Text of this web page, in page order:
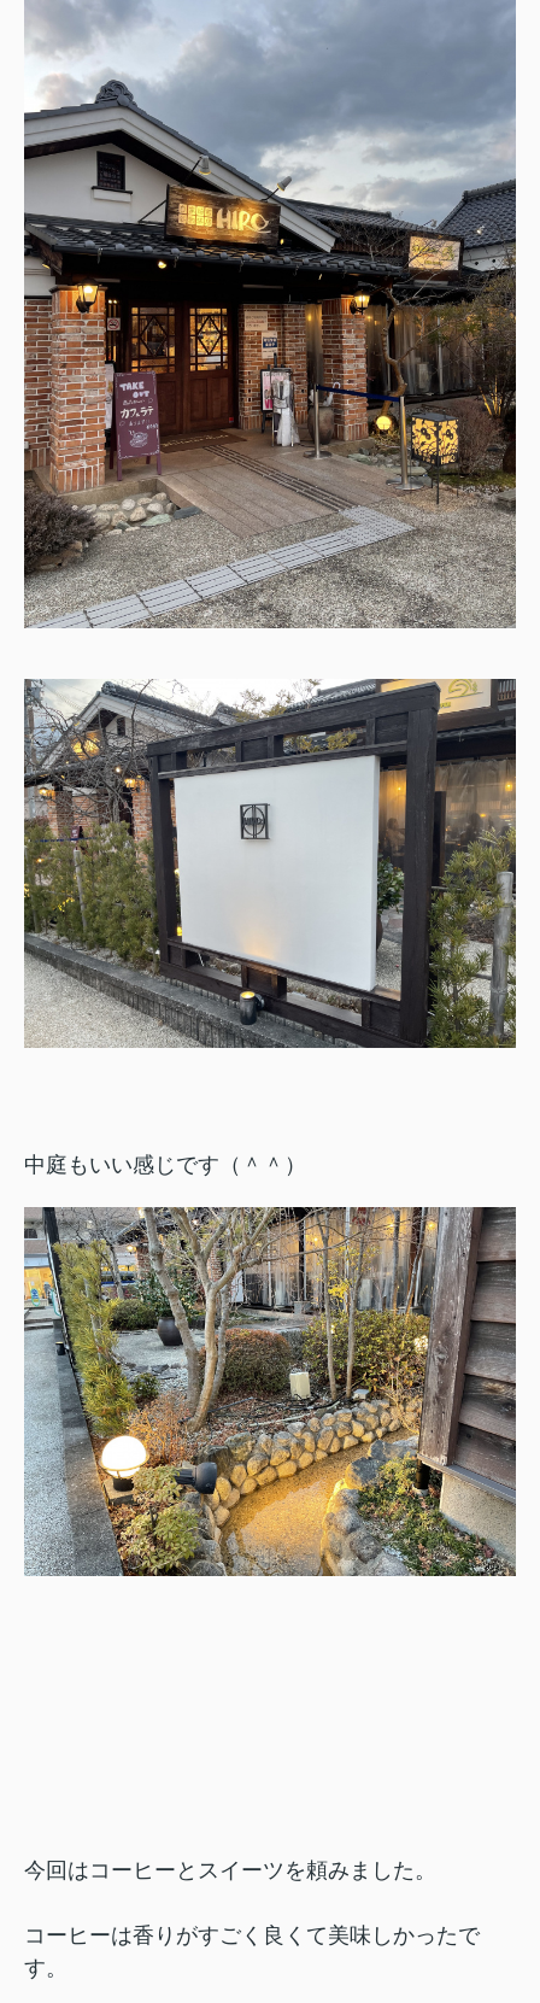
中庭もいい感じです（＾＾）
今回はコーヒーとスイーツを頼みました。
コーヒーは香りがすごく良くて美味しかったで
す。